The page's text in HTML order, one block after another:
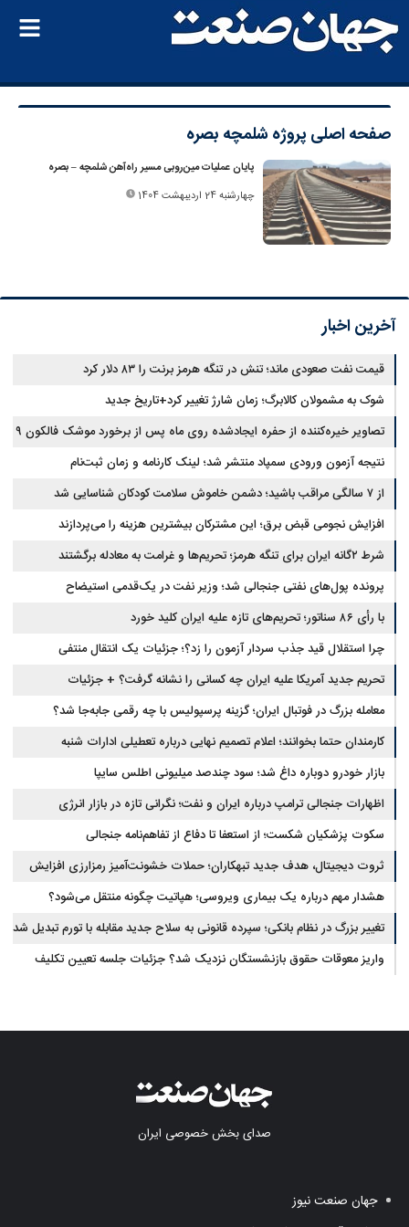
صفحه اصلی پروژه شلمچه بصره
پایان عملیات مین‌روبی مسیر راه‌آهن شلمچه – بصره
چهارشنبه 24 اردیبهشت 1404
آخرین اخبار
قیمت نفت صعودی ماند؛ تنش در تنگه هرمز برنت را ۸۳ دلار کرد
شوک به مشمولان کالابرگ؛ زمان شارژ تغییر کرد+تاریخ جدید
تصاویر خیره‌کننده از حفره ایجادشده روی ماه پس از برخورد موشک فالکون ۹
نتیجه آزمون ورودی سمپاد منتشر شد؛ لینک کارنامه و زمان ثبت‌نام
از ۷ سالگی مراقب باشید؛ دشمن خاموش سلامت کودکان شناسایی شد
افزایش نجومی قبض برق؛ این مشترکان بیشترین هزینه را می‌پردازند
شرط ۲گانه ایران برای تنگه هرمز؛ تحریم‌ها و غرامت به معادله برگشتند
پرونده پول‌های نفتی جنجالی شد؛ وزیر نفت در یک‌قدمی استیضاح
با رأی ۸۶ سناتور؛ تحریم‌های تازه علیه ایران کلید خورد
چرا استقلال قید جذب سردار آزمون را زد؟؛ جزئیات یک انتقال منتفی
تحریم جدید آمریکا علیه ایران چه کسانی را نشانه گرفت؟ + جزئیات
معامله بزرگ در فوتبال ایران؛ گزینه پرسپولیس با چه رقمی جابه‌جا شد؟
کارمندان حتما بخوانند؛ اعلام تصمیم نهایی درباره تعطیلی ادارات شنبه
بازار خودرو دوباره داغ شد؛ سود چندصد میلیونی اطلس سایپا
اظهارات جنجالی ترامپ درباره ایران و نفت؛ نگرانی تازه در بازار انرژی
سکوت پزشکیان شکست؛ از استعفا تا دفاع از تفاهم‌نامه جنجالی
ثروت دیجیتال، هدف جدید تبهکاران؛ حملات خشونت‌آمیز رمزارزی افزایش
یافت
هشدار مهم درباره یک بیماری ویروسی؛ هپاتیت چگونه منتقل می‌شود؟
تغییر بزرگ در نظام بانکی؛ سپرده قانونی به سلاح جدید مقابله با تورم تبدیل شد
واریز معوقات حقوق بازنشستگان نزدیک شد؟ جزئیات جلسه تعیین تکلیف
صدای بخش خصوصی ایران
جهان صنعت نیوز